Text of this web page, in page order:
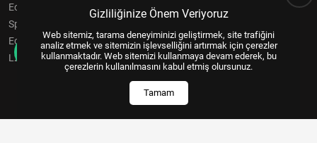
Eclipse
Grandis
Space Star
Eclipse Cross
OUTLANDER
L200
Pajero
Gizliliğinize Önem Veriyoruz
Web sitemiz, tarama deneyiminizi geliştirmek, site trafiğini
analiz etmek ve sitemizin işlevselliğini artırmak için çerezler
kullanmaktadır. Web sitemizi kullanmaya devam ederek, bu
çerezlerin kullanılmasını kabul etmiş olursunuz.
Tamam